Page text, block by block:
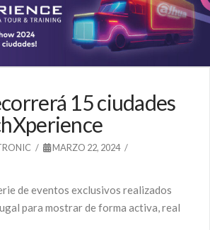
15 ciudades
MARZO 22, 2024
de eventos exclusivos realizados
para mostrar de forma activa, real